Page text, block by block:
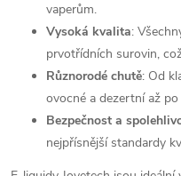
vaperům.
Vysoká kvalita:
prvotřídních surovin,
Různorodé chutě: Od
ovocné a dezertní až
Bezpečnost a
nejpřísnější standardy